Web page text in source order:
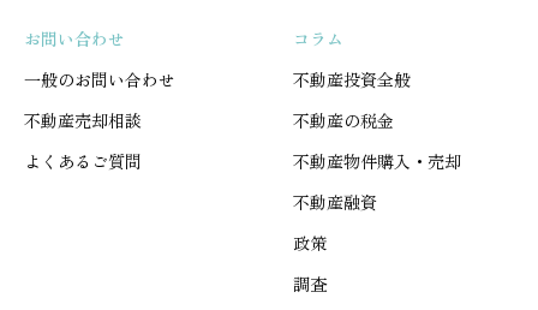
お問い合わせ
一般のお問い合わせ
不動産売却相談
よくあるご質問
コラム
不動産投資全般
不動産の税金
不動産物件購入・売却
不動産融資
政策
調査